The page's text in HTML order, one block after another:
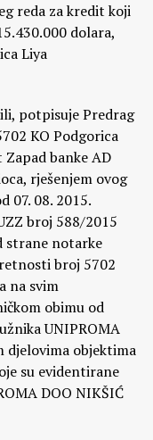
reda za kredit koji
dolara,
Liya
potpisuje Predrag
KO Podgorica
banke AD
rješenjem ovog
07. 08. 2015.
broj 588/2015
strane notarke
broj 5702
na svim
obimu od
UNIPROMA
djelovima objektima
su evidentirane
DOO NIKŠIĆ